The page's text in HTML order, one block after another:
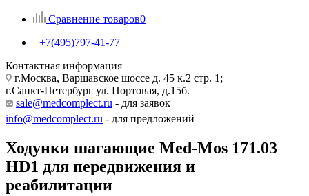
Сравнение товаров0
+7(495)797-41-77
Контактная информация
г.Москва, Варшавское шоссе д. 45 к.2 стр. 1;
г.Санкт-Петербург ул. Портовая, д.15б.
sale@medcomplect.ru - для заявок
info@medcomplect.ru - для предложений
Ходунки шагающие Med-Mos 171.03
HD1 для передвижения и
реабилитации